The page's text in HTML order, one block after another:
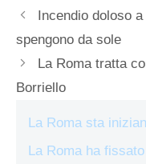
Incendio doloso
spengono da sole
La Roma tratta
Borriello
La Roma sta
La Roma ha